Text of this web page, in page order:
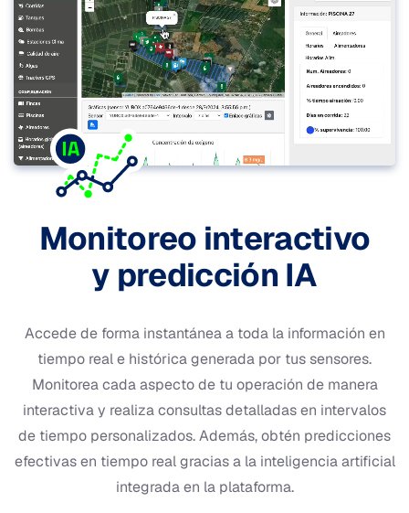
Monitoreo interactivo
y predicción IA
Accede de forma instantánea a toda la información en
tiempo real e histórica generada por tus sensores.
Monitorea cada aspecto de tu operación de manera
interactiva y realiza consultas detalladas en intervalos
de tiempo personalizados. Además, obtén predicciones
efectivas en tiempo real gracias a la inteligencia artificial
integrada en la plataforma.